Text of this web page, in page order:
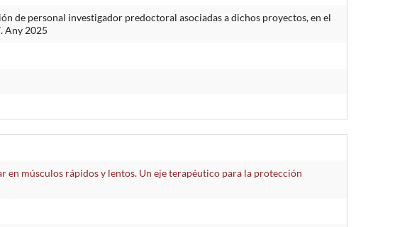
de personal investigador predoctoral asociadas a dichos proyectos, en el
Any 2025
músculos rápidos y lentos. Un eje terapéutico para la protección